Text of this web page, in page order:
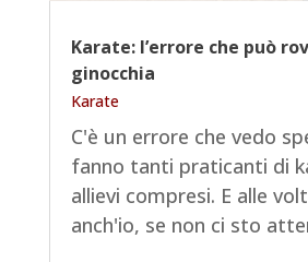
Karate: l’errore che può
ginocchia
Karate
C'è un errore che vedo
fanno tanti praticanti di
allievi compresi. E alle
anch'io, se non ci sto